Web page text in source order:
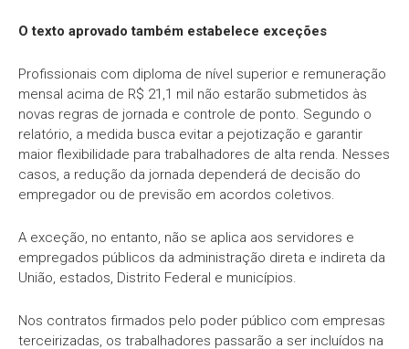
O texto aprovado também estabelece exceções
Profissionais com diploma de nível superior e remuneração
mensal acima de R$ 21,1 mil não estarão submetidos às
novas regras de jornada e controle de ponto. Segundo o
relatório, a medida busca evitar a pejotização e garantir
maior flexibilidade para trabalhadores de alta renda. Nesses
casos, a redução da jornada dependerá de decisão do
empregador ou de previsão em acordos coletivos.
A exceção, no entanto, não se aplica aos servidores e
empregados públicos da administração direta e indireta da
União, estados, Distrito Federal e municípios.
Nos contratos firmados pelo poder público com empresas
terceirizadas, os trabalhadores passarão a ser incluídos na